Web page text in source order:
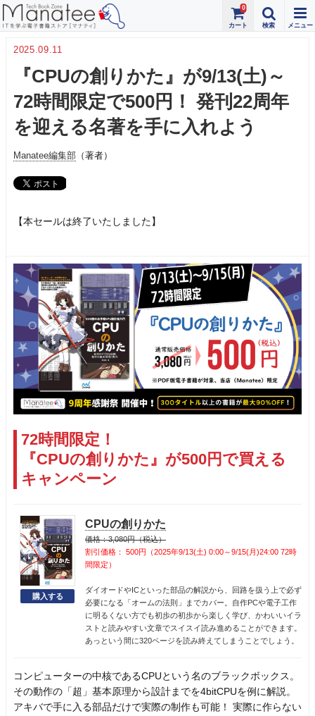
0
2025.09.11
『CPUの創りかた』が9/13(土)～
72時間限定で500円！ 発刊22周年
を迎える名著を手に入れよう
Manatee編集部 （著者）
【本セールは終了いたしました】
72時間限定！
『CPUの創りかた』が500円で買える
キャンペーン
CPUの創りかた
価格：3,080円（税込）
割引価格： 500円（2025年9/13(土) 0:00～9/15(月)24:00 72時
間限定）
ダイオードやICといった部品の解説から、回路を扱う上で必ず
必要になる「オームの法則」までカバー。自作PCや電子工作
に明るくない方でも初歩の初歩から楽しく学び、かわいいイラ
ストと読みやすい文章でスイスイ読み進めることができます。
あっという間に320ページを読み終えてしまうことでしょう。
コンピューターの中核であるCPUという名のブラックボックス。
その動作の「超」基本原理から設計までを4bitCPUを例に解説。
アキバで手に入る部品だけで実際の制作も可能！ 実際に作らない